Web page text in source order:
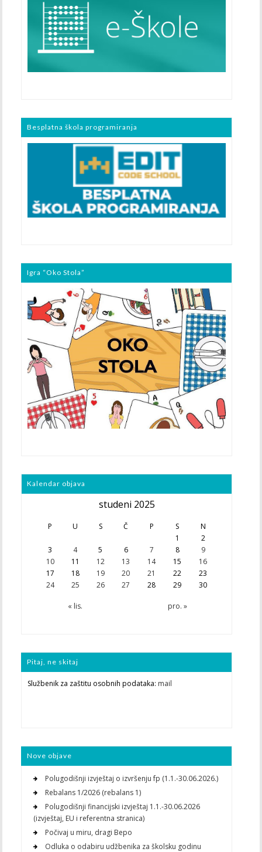
Besplatna škola programiranja
Igra “Oko Stola”
Kalendar objava
studeni 2025
P U S Č P S N
« lis. pro. »
1
2
3
4 5 6 7 8
9
10
11 12 13 14 15
16
17
18 19 20 21 22
23
24
25 26 27 28 29 30
Pitaj, ne skitaj
Službenik za zaštitu osobnih podataka: mail
Nove objave
Polugodišnji izvještaj o izvršenju fp (1.1.-30.06.2026.)
Rebalans 1/2026 (rebalans 1)
Polugodišnji financijski izvještaj 1.1.-30.06.2026
(izvještaj, EU i referentna stranica)
Počivaj u miru, dragi Bepo
Odluka o odabiru udžbenika za školsku godinu